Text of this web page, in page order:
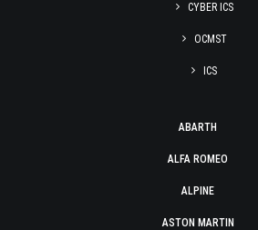
CYBER ICS
OCMST
ICS
ABARTH
ALFA ROMEO
ALPINE
ASTON MARTIN